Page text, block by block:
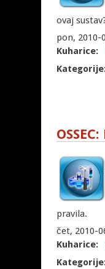
ovaj
pon, 2010-
Kuharice:
pravila.
čet, 2010-
Kuharice: